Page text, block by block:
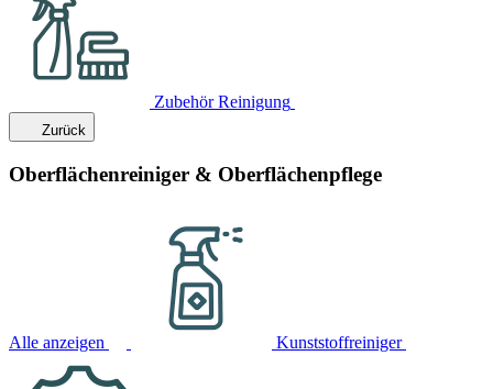
Zubehör Reinigung
Zurück
Oberflächenreiniger & Oberflächenpflege
Alle anzeigen Kunststoffreiniger